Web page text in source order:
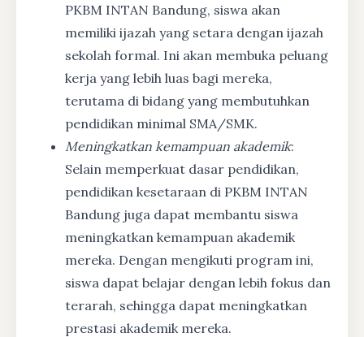
PKBM INTAN Bandung, siswa akan
memiliki ijazah yang setara dengan ijazah
sekolah formal. Ini akan membuka peluang
kerja yang lebih luas bagi mereka,
terutama di bidang yang membutuhkan
pendidikan minimal SMA/SMK.
Meningkatkan kemampuan akademik:
Selain memperkuat dasar pendidikan,
pendidikan kesetaraan di PKBM INTAN
Bandung juga dapat membantu siswa
meningkatkan kemampuan akademik
mereka. Dengan mengikuti program ini,
siswa dapat belajar dengan lebih fokus dan
terarah, sehingga dapat meningkatkan
prestasi akademik mereka.